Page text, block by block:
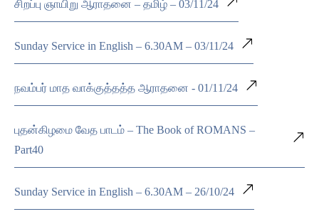
சிறப்பு ஞாயிறு ஆராதனை – தமிழ் – 03/11/24
Sunday Service in English – 6.30AM – 03/11/24
நவம்பர் மாத வாக்குத்தத்த ஆராதனை - 01/11/24
புதன்கிழமை வேத பாடம் – The Book of ROMANS –
Part40
Sunday Service in English – 6.30AM – 26/10/24